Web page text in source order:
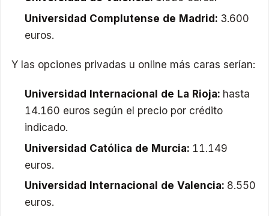
Universidad Complutense de Madrid:3.600
euros.
Y las opciones privadas u online más caras serían:
Universidad Internacional de La Rioja:hasta
14.160 euros según el precio por crédito
indicado.
Universidad Católica de Murcia:11.149
euros.
Universidad Internacional de Valencia:8.550
euros.